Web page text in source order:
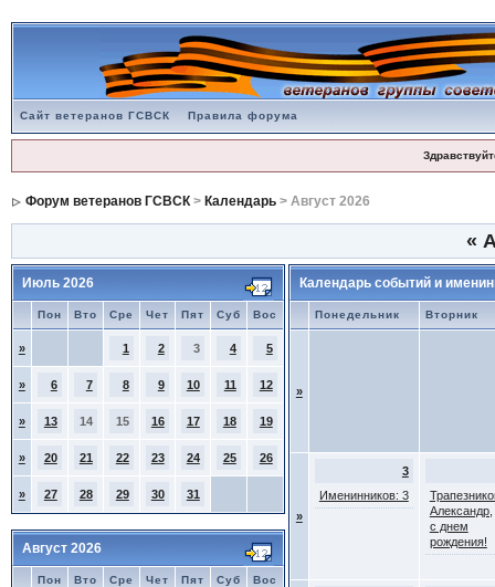
Сайт ветеранов ГСВСК Правила форума
Форум ветеранов ГСВСК> Календарь> Август 2026
«
Июль 2026
Пон Вто Сре Чет Пят Суб Вос
» 1 2 3 4 5
» 6 7 8 9 10 11 12
» 13 14 15 16 17 18 19
» 20 21 22 23 24 25 26
» 27 28 29 30 31
Август 2026
Пон Вто Сре Чет Пят Суб Вос
Календарь событий и
Понедельник Вторник
»
»
3
Именинников: 3
Александр,
с днем
рождения!